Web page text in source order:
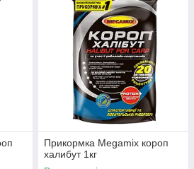
Прикормка Megamix короп
халибут 1кг